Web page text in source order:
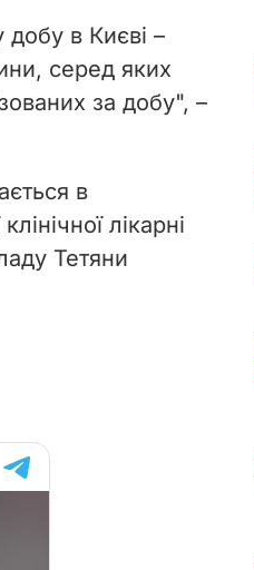
в Києві –
серед яких
за добу", –
в
лікарні
Тетяни